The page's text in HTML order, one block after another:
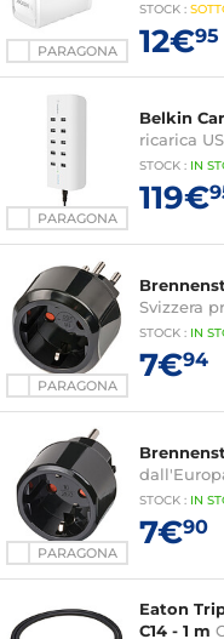
PARAGONA
STOCK :
12€95
PARAGONA
Belkin
ricarica
STOCK : IN
119€
PARAGONA
Svizzera
STOCK : IN
7€94
PARAGONA
STOCK : IN
7€90
Eaton
C14 - 1 m